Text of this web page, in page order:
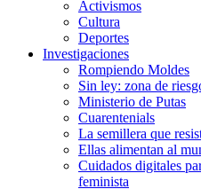
Activismos
Cultura
Deportes
Investigaciones
Rompiendo Moldes
Sin ley: zona de
Ministerio de Putas
Cuarentenials
La semillera que
Ellas alimentan al
Cuidados digitales
feminista